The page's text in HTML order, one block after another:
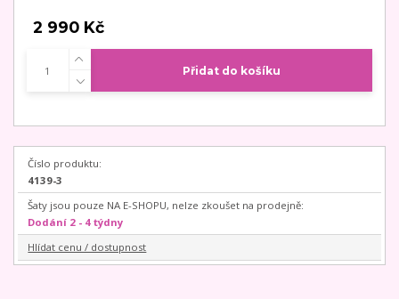
2 990 Kč
Přidat do košíku
Číslo produktu:
4139-3
Šaty jsou pouze NA E-SHOPU, nelze zkoušet na prodejně:
Dodání 2 - 4 týdny
Hlídat cenu / dostupnost